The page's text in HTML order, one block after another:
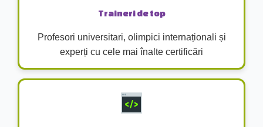
Traineri de top
Profesori universitari, olimpici internaționali și
experți cu cele mai înalte certificări